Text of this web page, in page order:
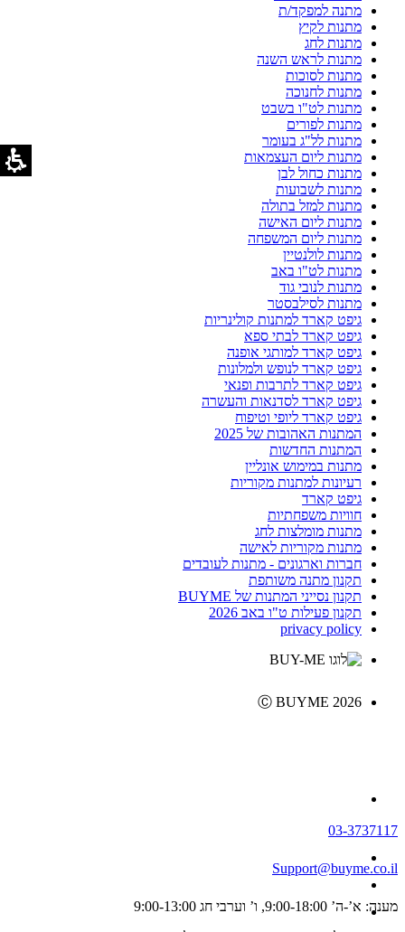
מתנה למפקד/ת
מתנות לקיץ
מתנות לחג
מתנות לראש השנה
מתנות לסוכות
מתנות לחנוכה
מתנות לט"ו בשבט
מתנות לפורים
מתנות לל"ג בעומר
מתנות ליום העצמאות
מתנות כחול לבן
מתנות לשבועות
מתנות למזל בתולה
מתנות ליום האישה
מתנות ליום המשפחה
מתנות לולנטיין
מתנות לט"ו באב
מתנות לנובי גוד
מתנות לסילבסטר
גיפט קארד למתנות קולינריות
גיפט קארד לבתי ספא
גיפט קארד למותגי אופנה
גיפט קארד לנופש ולמלונות
גיפט קארד לתרבות ופנאי
גיפט קארד לסדנאות והעשרה
גיפט קארד ליופי וטיפוח
המתנות האהובות של 2025
המתנות החדשות
מתנות במימוש אונליין
רעיונות למתנות מקוריות
גיפט קארד
חוויות משפחתיות
מתנות מומלצות לחג
מתנות מקוריות לאישה
חברות וארגונים - מתנות לעובדים
תקנון מתנה משותפת
תקנון נסייני המתנות של BUYME
תקנון פעילות ט"ו באב 2026
privacy policy
Ⓒ BUYME 2026
03-3737117
Support@buyme.co.il
מענה: א’-ה’ 9:00-18:00, ו’ וערבי חג 9:00-13:00